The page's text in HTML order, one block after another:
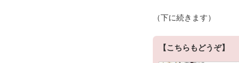
（下に続きます）
【こちらもどうぞ】